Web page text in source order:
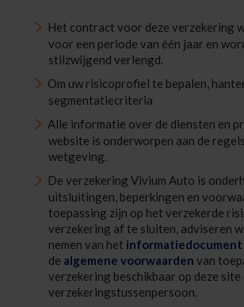
Het contract voor deze verzekering
voor een periode van één jaar en
stilzwijgend verlengd.
Om uw risicoprofiel te bepalen,
segmentatiecriteria
Alle informatie over de diensten en
website is onderworpen aan de
wetgeving.
De verzekering Vivium Auto is
uitsluitingen, beperkingen en
toepassing zijn op het verzekerde
verzekering af te sluiten, adviseren
nemen van het informatiedocument
de algemene voorwaarden van
verzekering beschikbaar op deze
verzekeringstussenpersoon.